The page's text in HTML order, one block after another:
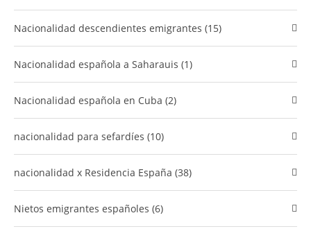
Nacionalidad descendientes emigrantes (15)
Nacionalidad española a Saharauis (1)
nacionalidad española en Cuba (2)
​nacionalidad para sefardíes (10)
​nacionalidad x Residencia España (38)
Nietos emigrantes españoles (6)